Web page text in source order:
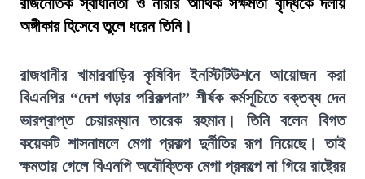
অঙ্গীকার হিসেবে তুলে ধরেন তিনি।
রাজধানীর খামারবাড়ির কৃষিবিদ ইনস্টিটিউশনে আয়োজন করা
বিএনপির “দেশ গড়ার পরিকল্পনা” শীর্ষক কর্মসূচিতে বক্তব্য দেন
ভারপ্রাপ্ত চেয়ারম্যান তারেক রহমান। তিনি বলেন বিগত
কয়েকটি শাসনামলে মেগা প্রকল্প দুর্নীতির রূপ নিয়েছে। তাই
ক্ষমতায় গেলে বিএনপি অযৌক্তিক মেগা প্রকল্পে না গিয়ে রাষ্ট্রের